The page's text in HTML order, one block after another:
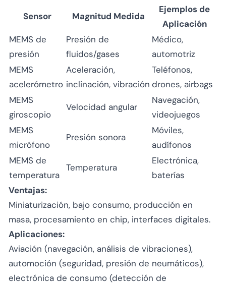
Sensor
Magnitud Medida
Ejemplos de
Aplicación
MEMS de
presión
Presión de
fluidos/gases
Médico,
automotriz
MEMS
acelerómetro
Aceleración,
inclinación, vibración
Teléfonos,
drones, airbags
MEMS
giroscopio
Velocidad angular
Navegación,
videojuegos
MEMS
micrófono
Presión sonora
Móviles,
audífonos
MEMS de
temperatura
Temperatura
Electrónica,
baterías
Ventajas:
Miniaturización, bajo consumo, producción en
masa, procesamiento en chip, interfaces digitales.
Aplicaciones:
Aviación (navegación, análisis de vibraciones),
automoción (seguridad, presión de neumáticos),
electrónica de consumo (detección de